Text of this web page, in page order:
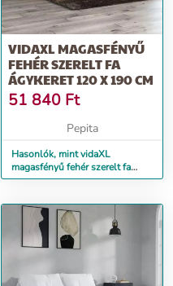
VIDAXL MAGASFÉNYŰ
FEHÉR SZERELT FA
ÁGYKERET 120 X 190 CM
51 840 Ft
Pepita
Hasonlók, mint vidaXL
magasfényű fehér szerelt fa
ágykeret 120 x 190 cm